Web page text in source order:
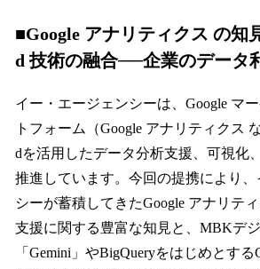
■Google アナリティクス の知
d 技術の融合──企業のデータ
イー・エージェンシーは、Google マ
トフォーム（Google アナリティクス
dを活用したデータ分析支援、可視化
推進しています。今回の提携により
シーが蓄積してきたGoogle アナリテ
支援に関する豊富な知見と、MBKデ
「Gemini」やBigQueryをはじめとする